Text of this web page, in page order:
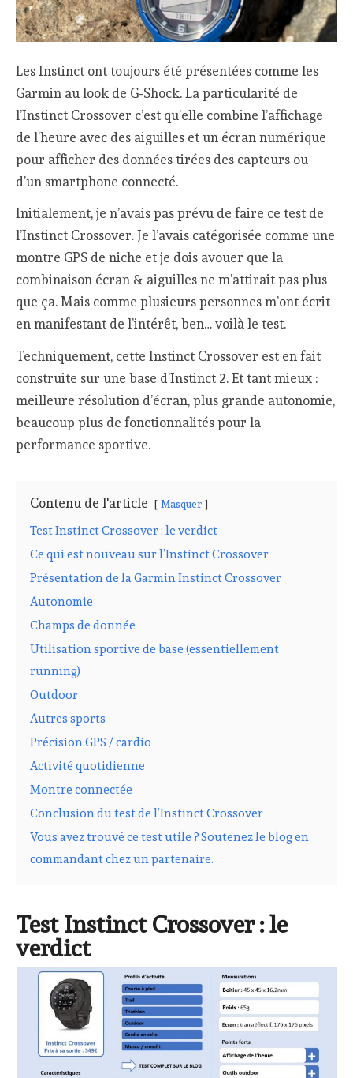
Les Instinct ont toujours été présentées comme les
Garmin au look de G-Shock. La particularité de
l’Instinct Crossover c’est qu’elle combine l’affichage
de l’heure avec des aiguilles et un écran numérique
pour afficher des données tirées des capteurs ou
d’un smartphone connecté.
Initialement, je n’avais pas prévu de faire ce test de
l’Instinct Crossover. Je l’avais catégorisée comme une
montre GPS de niche et je dois avouer que la
combinaison écran & aiguilles ne m’attirait pas plus
que ça. Mais comme plusieurs personnes m’ont écrit
en manifestant de l’intérêt, ben… voilà le test.
Techniquement, cette Instinct Crossover est en fait
construite sur une base d’Instinct 2. Et tant mieux :
meilleure résolution d’écran, plus grande autonomie,
beaucoup plus de fonctionnalités pour la
performance sportive.
Contenu de l'article Masquer
Test Instinct Crossover : le verdict
Ce qui est nouveau sur l’Instinct Crossover
Présentation de la Garmin Instinct Crossover
Autonomie
Champs de donnée
Utilisation sportive de base (essentiellement
running)
Outdoor
Autres sports
Précision GPS / cardio
Activité quotidienne
Montre connectée
Conclusion du test de l’Instinct Crossover
Vous avez trouvé ce test utile ? Soutenez le blog en
commandant chez un partenaire.
Test Instinct Crossover : le
verdict